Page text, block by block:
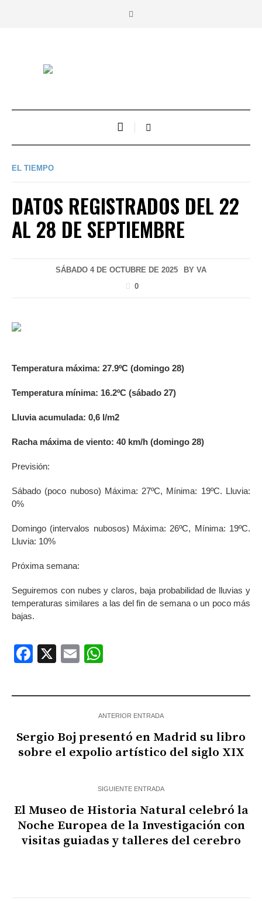
EL TIEMPO
DATOS REGISTRADOS DEL 22
AL 28 DE SEPTIEMBRE
SÁBADO 4 DE OCTUBRE DE 2025 BY VA
0
Temperatura máxima: 27.9ºC (domingo 28)
Temperatura mínima: 16.2ºC (sábado 27)
Lluvia acumulada: 0,6 l/m2
Racha máxima de viento: 40 km/h (domingo 28)
Previsión:
Sábado (poco nuboso) Máxima: 27ºC, Mínima: 19ºC. Lluvia:
0%
Domingo (intervalos nubosos) Máxima: 26ºC, Mínima: 19ºC.
Lluvia: 10%
Próxima semana:
Seguiremos con nubes y claros, baja probabilidad de lluvias y
temperaturas similares a las del fin de semana o un poco más
bajas.
Facebook
X Email
ANTERIOR ENTRADA
Sergio Boj presentó en Madrid su libro
sobre el expolio artístico del siglo XIX
SIGUIENTE ENTRADA
El Museo de Historia Natural celebró la
Noche Europea de la Investigación con
visitas guiadas y talleres del cerebro